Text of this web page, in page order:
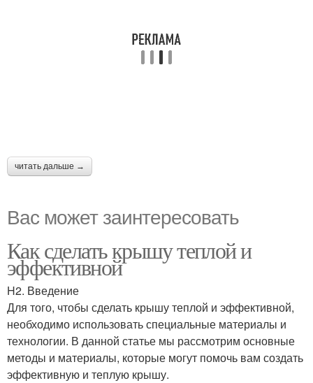
читать дальше →
Вас может заинтересовать
Как сделать крышу теплой и
эффективной
H2. Введение
Для того, чтобы сделать крышу теплой и эффективной,
необходимо использовать специальные материалы и
технологии. В данной статье мы рассмотрим основные
методы и материалы, которые могут помочь вам создать
эффективную и теплую крышу.